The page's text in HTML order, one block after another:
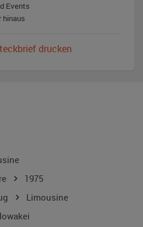
Events
hinaus
drucken
1975
Limousine